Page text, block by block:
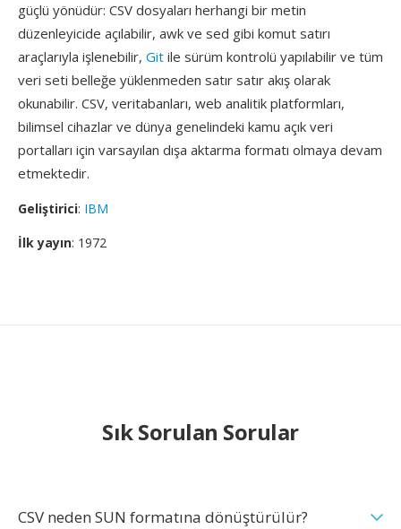
güçlü yönüdür: CSV dosyaları herhangi bir metin
düzenleyicide açılabilir, awk ve sed gibi komut satırı
araçlarıyla işlenebilir, Git ile sürüm kontrolü yapılabilir ve tüm
veri seti belleğe yüklenmeden satır satır akış olarak
okunabilir. CSV, veritabanları, web analitik platformları,
bilimsel cihazlar ve dünya genelindeki kamu açık veri
portalları için varsayılan dışa aktarma formatı olmaya devam
etmektedir.
Geliştirici: IBM
İlk yayın: 1972
Sık Sorulan Sorular
CSV neden SUN formatına dönüştürülür?